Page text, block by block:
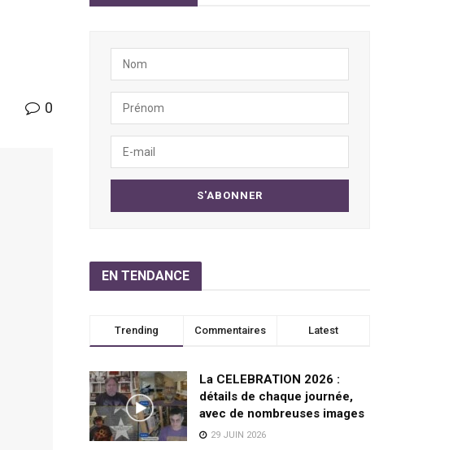
0
EN TENDANCE
Trending Commentaires Latest
La CELEBRATION 2026 :
détails de chaque journée,
avec de nombreuses images
29 JUIN 2026